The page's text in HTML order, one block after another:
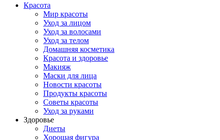
Красота
Мир красоты
Уход за лицом
Уход за волосами
Уход за телом
Домашняя косметика
Красота и здоровье
Макияж
Маски для лица
Новости красоты
Продукты красоты
Советы красоты
Уход за руками
Здоровье
Диеты
Хорошая фигура